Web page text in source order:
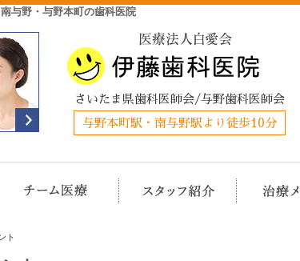
与野・与野本町の歯科医院
さいたま県歯科医師会/与野歯科医師会
与野本町駅・南与野駅より徒歩10分
クリニック概要(初めての方へ)担当医チーム医療 スタッフ紹介
ト